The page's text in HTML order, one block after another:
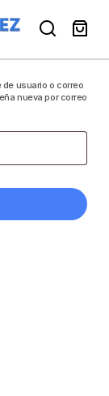
de usuario o correo
nueva por correo